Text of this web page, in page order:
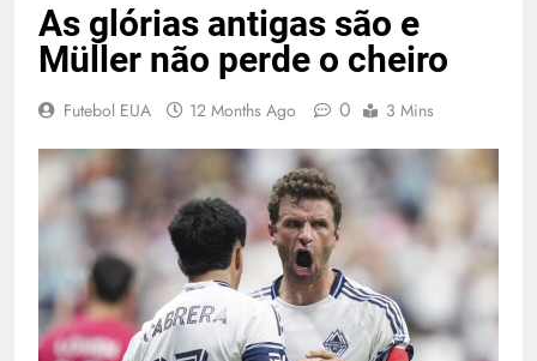
As glórias antigas são e
Müller não perde o cheiro
Futebol EUA 12 Months Ago 0 3 Mins